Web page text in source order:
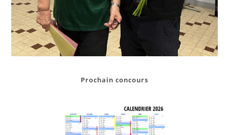
Prochain concours